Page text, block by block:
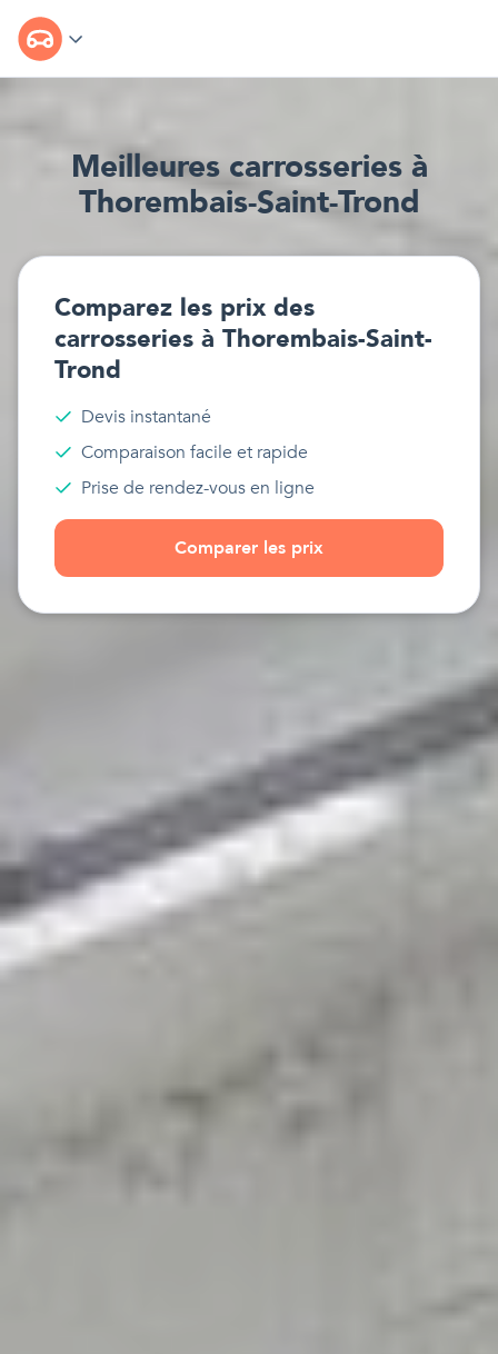
Meilleurescarrosseriesà
Thorembais-Saint-Trond
Comparez les prix des
carrosseries à Thorembais-Saint-
Trond
Devis instantané
Comparaison facile et rapide
Prise de rendez-vous en ligne
Comparer les prix